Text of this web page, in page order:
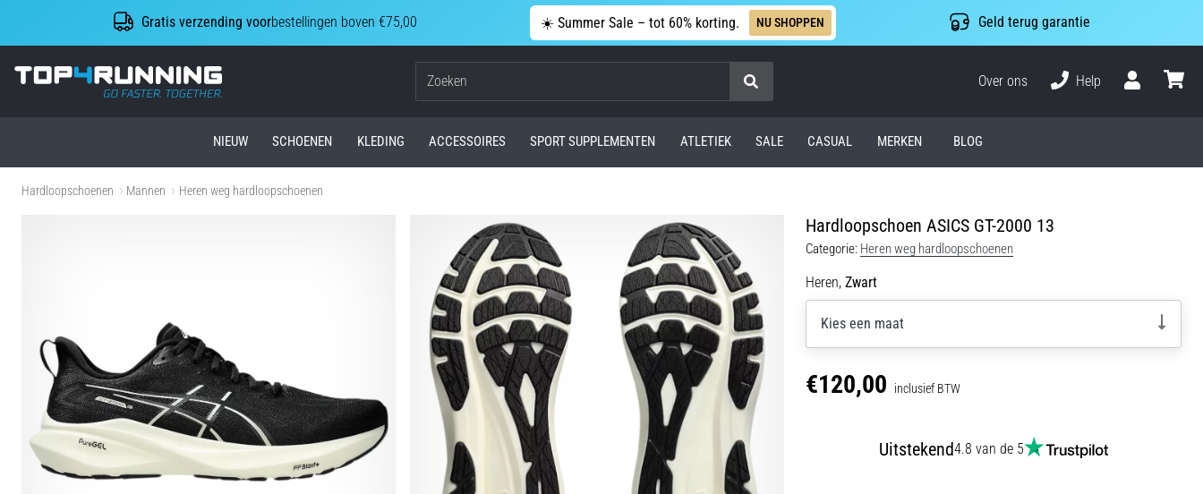
Gratis verzending voorbestellingen boven €75,00 ☀️ Summer Sale – tot 60% korting. NU SHOPPEN Geld terug garantie
Top4Running.nl
Zoeken
Over ons
Help
NIEUW SCHOENEN KLEDING ACCESSOIRES SPORT SUPPLEMENTEN ATLETIEK SALE CASUAL MERKEN BLOG
Hardloopschoenen Mannen Heren weg hardloopschoenen
Hardloopschoen ASICS GT-2000 13
Categorie: Heren weg hardloopschoenen
Heren, Zwart
Kies een maat
€120,00 inclusief BTW
Uitstekend4.8 van de 5